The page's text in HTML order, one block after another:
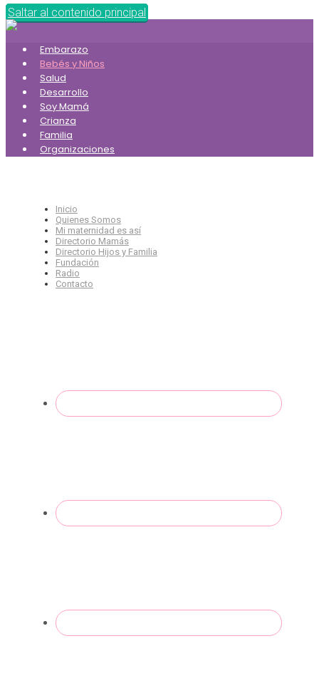
Saltar al contenido principal
Embarazo
Bebés y Niños
Salud
Desarrollo
Soy Mamá
Crianza
Familia
Organizaciones
Inicio
Quienes Somos
Mi maternidad es así
Directorio Mamás
Directorio Hijos y Familia
Fundación
Radio
Contacto